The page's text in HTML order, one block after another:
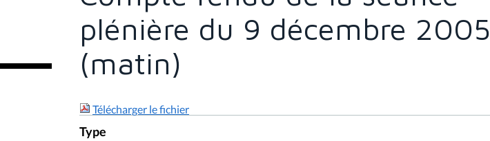
:
plénière du 9 décembre 2005
(matin)
Télécharger le fichier
Type